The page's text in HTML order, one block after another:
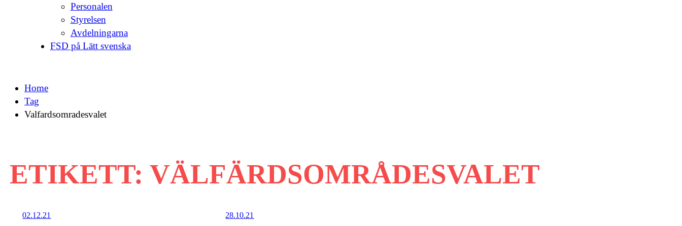
Personalen
Styrelsen
Avdelningarna
FSD på Lätt svenska
Home
Tag
Valfardsomradesvalet
ETIKETT: VÄLFÄRDSOMRÅDESVALET
02.12.21 28.10.21